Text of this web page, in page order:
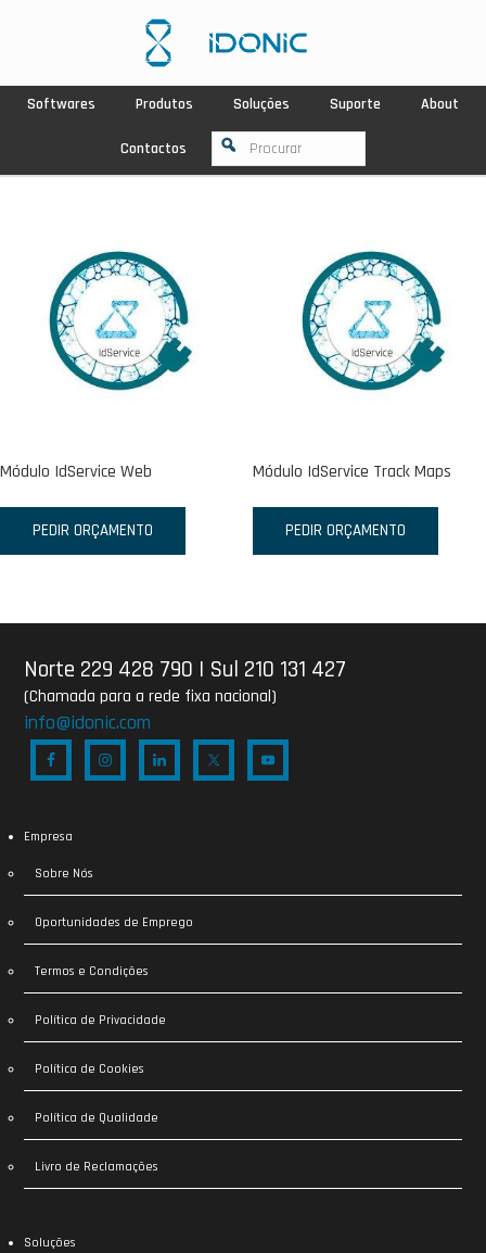
Softwares Produtos Soluções Suporte About
Contactos
Módulo IdService Web
PEDIR ORÇAMENTO
Módulo IdService Track Maps
PEDIR ORÇAMENTO
Norte 229 428 790 | Sul 210 131 427
(Chamada para a rede fixa nacional)
info@idonic.com
Empresa
Sobre Nós
Oportunidades de Emprego
Termos e Condições
Política de Privacidade
Política de Cookies
Política de Qualidade
Livro de Reclamações
Soluções